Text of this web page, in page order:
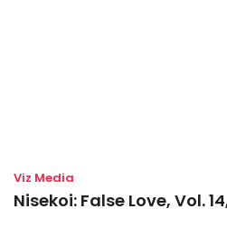
Viz Media
Nisekoi: False Love, Vol.